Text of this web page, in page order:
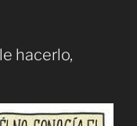
hacerlo,